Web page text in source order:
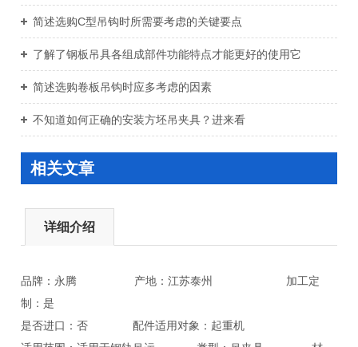
简述选购C型吊钩时所需要考虑的关键要点
了解了钢板吊具各组成部件功能特点才能更好的使用它
简述选购卷板吊钩时应多考虑的因素
不知道如何正确的安装方坯吊夹具？进来看
相关文章
详细介绍
品牌：永腾 产地：江苏泰州 加工定
制：是
是否进口：否 配件适用对象：起重机